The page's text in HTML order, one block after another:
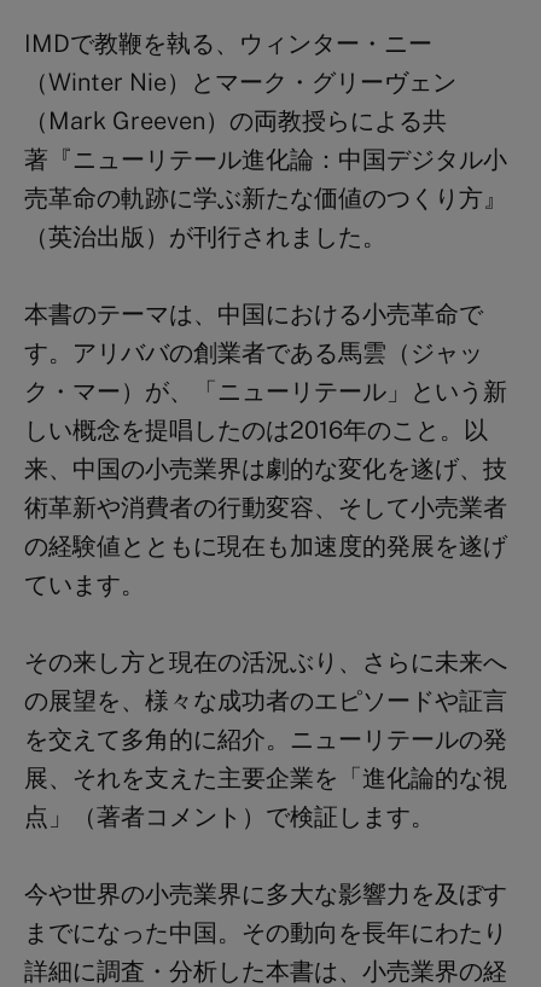
IMDで教鞭を執る、ウィンター・ニー
（Winter Nie）とマーク・グリーヴェン
（ Mark Greeven）の両教授らによる共
著 『ニューリテール進化論：中国デジタル小
売革命の軌跡に学ぶ新たな価値のつくり方』
（英治出版）が刊行されました。
本書のテーマは、中国における小売革命で
す。アリババの創業者である馬雲（ジャッ
ク・マー）が、「ニューリテール」という新
しい概念を提唱したのは2016年のこと。以
来、中国の小売業界は劇的な変化を遂げ、技
術革新や消費者の行動変容、そして小売業者
の経験値とともに現在も加速度的発展を遂げ
ています。
その来し方と現在の活況ぶり、さらに未来へ
の展望を、様々な成功者のエピソードや証言
を交えて多角的に紹介。ニューリテールの発
展、それを支えた主要企業を「進化論的な視
点」（著者コメント）で検証します。
今や世界の小売業界に多大な影響力を及ぼす
までになった中国。その動向を長年にわたり
詳細に調査・分析した本書は、小売業界の経